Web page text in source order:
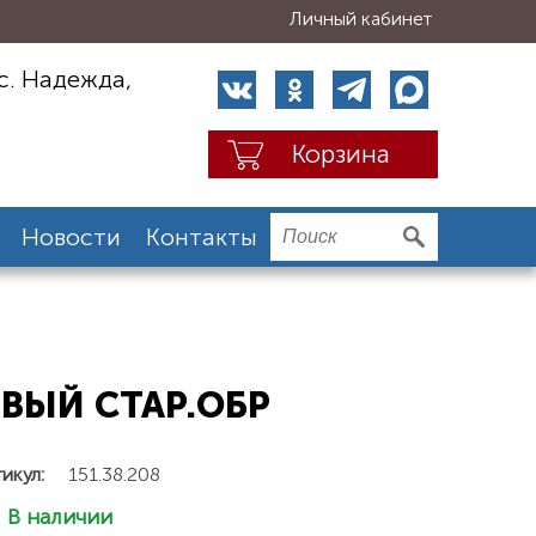
Личный кабинет
Надежда,
Корзина
Новости Контакты
СТАР.ОБР
151.38.208